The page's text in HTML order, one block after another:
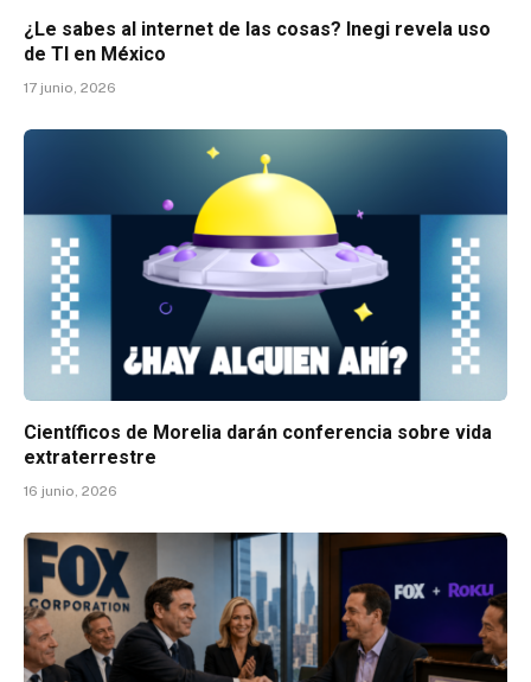
¿Le sabes al internet de las cosas? Inegi revela uso
de TI en México
17 junio, 2026
Científicos de Morelia darán conferencia sobre vida
extraterrestre
16 junio, 2026